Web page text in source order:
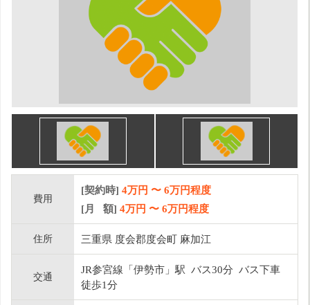
費用
[契約時] 4万円 〜 6万円程度
[月 額] 4万円 〜 6万円程度
住所 三重県 度会郡度会町 麻加江
交通
JR参宮線「伊勢市」駅 バス30分 バス下車
徒歩1分